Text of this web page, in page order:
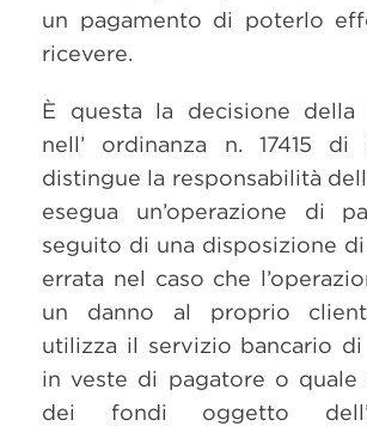
un pagamento di poterlo
ricevere.
È questa la decisione della
nell’ ordinanza n. 17415
distingue la responsabilità
esegua un’operazione di
seguito di una disposizione
errata nel caso che
un danno al proprio
utilizza il servizio bancario
in veste di pagatore o quale
dei fondi oggetto